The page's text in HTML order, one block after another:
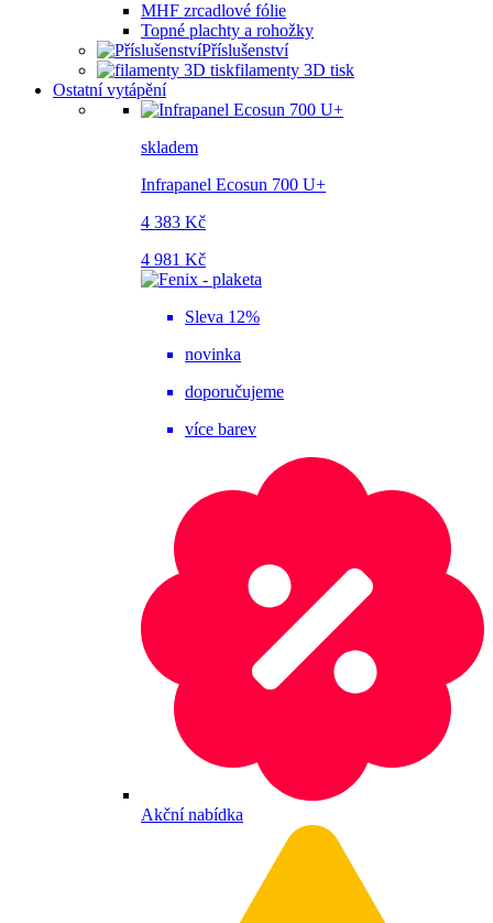
MHF zrcadlové fólie
Topné plachty a rohožky
Příslušenství
filamenty 3D tisk
Ostatní vytápění
skladem
Infrapanel Ecosun 700 U+
4 383 Kč
4 981 Kč
Sleva 12%
novinka
doporučujeme
více barev
Akční nabídka